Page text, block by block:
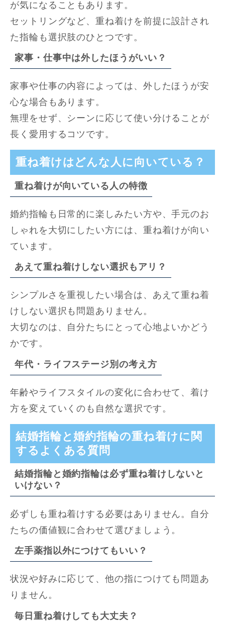
が気になることもあります。
セットリングなど、重ね着けを前提に設計され
た指輪も選択肢のひとつです。
家事・仕事中は外したほうがいい？
家事や仕事の内容によっては、外したほうが安
心な場合もあります。
無理をせず、シーンに応じて使い分けることが
長く愛用するコツです。
重ね着けはどんな人に向いている？
重ね着けが向いている人の特徴
婚約指輪も日常的に楽しみたい方や、手元のお
しゃれを大切にしたい方には、重ね着けが向い
ています。
あえて重ね着けしない選択もアリ？
シンプルさを重視したい場合は、あえて重ね着
けしない選択も問題ありません。
大切なのは、自分たちにとって心地よいかどう
かです。
年代・ライフステージ別の考え方
年齢やライフスタイルの変化に合わせて、着け
方を変えていくのも自然な選択です。
結婚指輪と婚約指輪の重ね着けに関
するよくある質問
結婚指輪と婚約指輪は必ず重ね着けしないと
いけない？
必ずしも重ね着けする必要はありません。自分
たちの価値観に合わせて選びましょう。
左手薬指以外につけてもいい？
状況や好みに応じて、他の指につけても問題あ
りません。
毎日重ね着けしても大丈夫？